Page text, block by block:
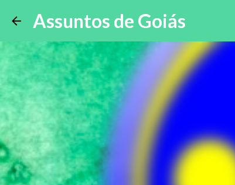
Assuntos de Goiás